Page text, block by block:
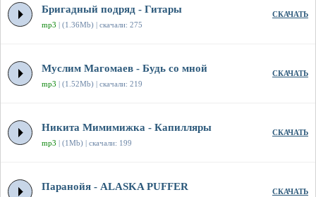
Бригадный подряд - Гитары
mp3 | (1.36Mb) | скачали: 275
СКАЧАТЬ
Муслим Магомаев - Будь со мной
mp3 | (1.52Mb) | скачали: 219
СКАЧАТЬ
Никита Мимимижка - Капилляры
mp3 | (1Mb) | скачали: 199
СКАЧАТЬ
Паранойя - ALASKA PUFFER СКАЧАТЬ